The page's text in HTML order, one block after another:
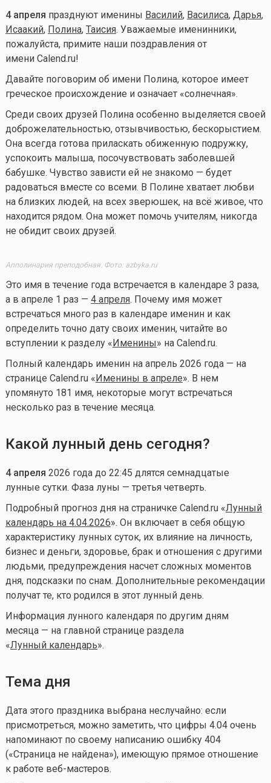
4 апреля празднуют именины Василий, Василиса, Дарья,
Исаакий, Полина, Таисия. Уважаемые именинники,
пожалуйста, примите наши поздравления от
имени Calend.ru!
Давайте поговорим об имени Полина, которое имеет
греческое происхождение и означает «солнечная».
Среди своих друзей Полина особенно выделяется своей
доброжелательностью, отзывчивостью, бескорыстием.
Она всегда готова приласкать обиженную подружку,
успокоить малыша, посочувствовать заболевшей
бабушке. Чувство зависти ей не знакомо — будет
радоваться вместе со всеми. В Полине хватает любви
на близких людей, на всех зверюшек, на всё живое, что
находится рядом. Она может помочь учителям, никогда
не обидит своих друзей.
Апполинария преподобная. Фото: azbyka.ru
Это имя в течение года встречается в календаре 3 раза,
а в апреле 1 раз — 4 апреля. Почему имя может
встречаться много раз в календаре именин и как
определить точно дату своих именин, читайте во
вступлении к разделу « Именины» на Calend.ru.
Полный календарь именин на апрель 2026 года — на
странице Calend.ru « Именины в апреле». В нем
упомянуто 181 имя, некоторые могут встречаться
несколько раз в течение месяца.
Какой лунный день сегодня?
4 апреля 2026 года до 22:45 длятся семнадцатые
лунные сутки. Фаза луны — третья четверть.
Подробный прогноз дня на страничке Calend.ru «Лунный
календарь на 4.04.2026». Он включает в себя общую
характеристику лунных суток, их влияние на личность,
бизнес и деньги, здоровье, брак и отношения с другими
людьми, предупреждения насчет сложных моментов
дня, подсказки по снам. Дополнительные рекомендации
получат те, кто родился в этот лунный день.
Информация лунного календаря по другим дням
месяца — на главной странице раздела
«Лунный календарь».
Тема дня
Дата этого праздника выбрана неслучайно: если
присмотреться, можно заметить, что цифры 4.04 очень
напоминают по своему написанию ошибку 404
(«Страница не найдена»), имеющую прямое отношение
к работе веб-мастеров.